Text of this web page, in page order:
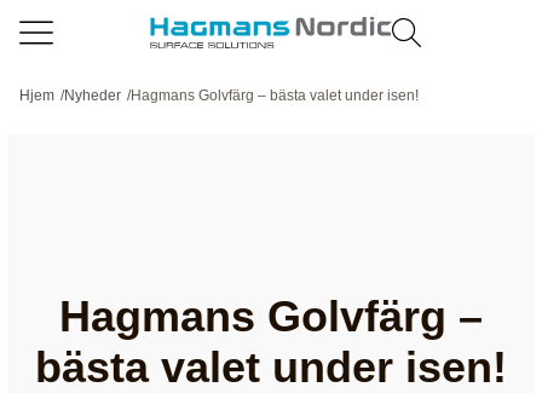
Hjem /Nyheder /Hagmans Golvfärg – bästa valet under isen!
Hagmans Golvfärg –
bästa valet under isen!